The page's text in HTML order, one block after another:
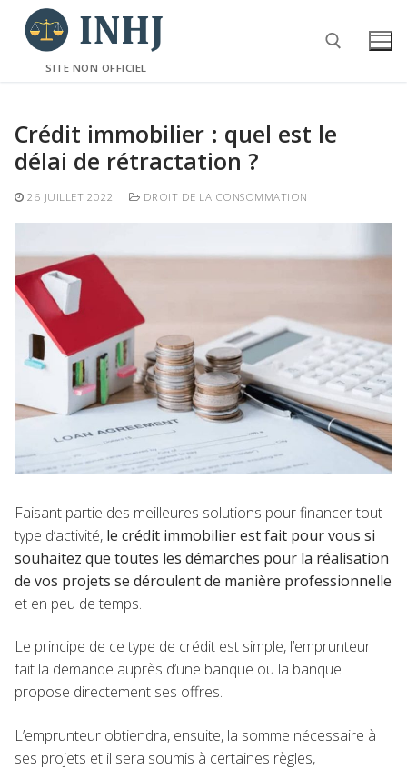
contenu
SITE NON OFFICIEL
Crédit immobilier : quel est le
délai de rétractation ?
26 JUILLET 2022 DROIT DE LA CONSOMMATION
Faisant partie des meilleures solutions pour financer tout
type d’activité, le crédit immobilier est fait pour vous si
souhaitez que toutes les démarches pour la réalisation
de vos projets se déroulent de manière professionnelle
et en peu de temps.
Le principe de ce type de crédit est simple, l’emprunteur
fait la demande auprès d’une banque ou la banque
propose directement ses offres.
L’emprunteur obtiendra, ensuite, la somme nécessaire à
ses projets et il sera soumis à certaines règles,